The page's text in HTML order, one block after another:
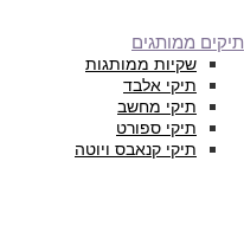
תיקים ממותגים
שקיות ממותגות
תיקי אלבד
תיקי מחשב
תיקי ספורט
תיקי קנאבס ויוטה